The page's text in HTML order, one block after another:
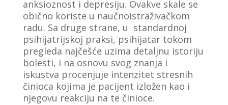
anksioznost i depresiju. Ovakve skale se
obično koriste u naučnoistraživačkom
radu. Sa druge strane, u standardnoj
psihijatrijskoj praksi, psihijatar tokom
pregleda najčešće uzima detaljnu istoriju
bolesti, i na osnovu svog znanja i
iskustva procenjuje intenzitet stresnih
činioca kojima je pacijent izložen kao i
njegovu reakciju na te činioce.